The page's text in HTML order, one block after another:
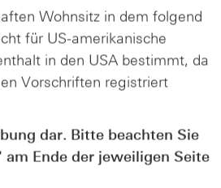
Wohnsitz in dem folgend
für US-amerikanische
in den USA bestimmt, da
Vorschriften registriert
dar. Bitte beachten Sie
am Ende der jeweiligen Seite